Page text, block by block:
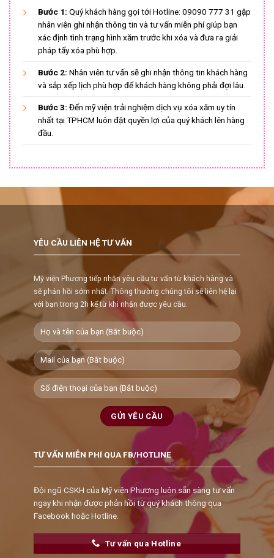
Bước 1: Quý khách hàng gọi tới Hotline: 09090 777 31 gặp
nhân viên ghi nhận thông tin và tư vấn miễn phí giúp bạn
xác định tình trạng hình xăm trước khi xóa và đưa ra giải
pháp tẩy xóa phù hợp.
Bước 2: Nhân viên tư vấn sẽ ghi nhận thông tin khách hàng
và sắp xếp lịch phù hợp để khách hàng không phải đợi lâu.
Bước 3: Đến mỹ viện trải nghiệm dịch vụ xóa xăm uy tín
nhất tại TPHCM luôn đặt quyền lợi của quý khách lên hàng
đầu.
YÊU CẦU LIÊN HỆ TƯ VẤN
Mỹ viện Phương tiếp nhận yêu cầu tư vấn từ khách hàng và
sẽ phản hồi sớm nhất. Thông thường chúng tôi sẽ liên hệ lại
với bạn trong 2h kể từ khi nhận được yêu cầu.
TƯ VẤN MIỄN PHÍ QUA FB/HOTLINE
Đội ngũ CSKH của Mỹ viện Phương luôn sẵn sàng tư vấn
ngay khi nhận được phản hồi từ quý khách thông qua
Facebook hoặc Hotline.
Tư vấn qua Hotline